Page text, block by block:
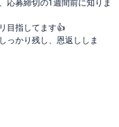
応募締切の1週間前に知りま
目指してます👍
っかり残し、恩返ししま